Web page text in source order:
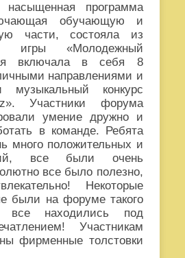
насыщенная программа
обучающую и
части, состояла из
игры «Молодежный
включала в себя 8
направлениями и
музыкальный конкурс
Участники форума
умение дружно и
в команде. Ребята
много положительных и
все были очень
все было полезно,
Некоторые
были на форуме такого
находились под
Участникам
фирменные толстовки